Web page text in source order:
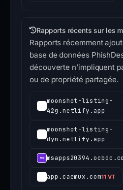
Rapports récents sur les
Rapports récemment
base de données
découverte n’impliquent
ou de propriété partagée.
moonshot-listing-
42g.netlify.app
moonshot-listing-
dyn.netlify.app
app.caemux.com11 VT